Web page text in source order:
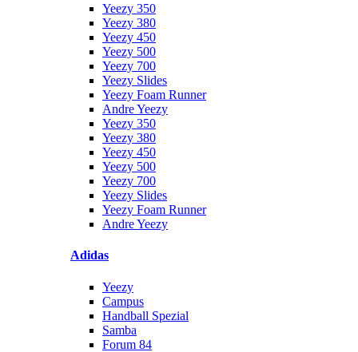
Yeezy 350
Yeezy 380
Yeezy 450
Yeezy 500
Yeezy 700
Yeezy Slides
Yeezy Foam Runner
Andre Yeezy
Yeezy 350
Yeezy 380
Yeezy 450
Yeezy 500
Yeezy 700
Yeezy Slides
Yeezy Foam Runner
Andre Yeezy
Adidas
Yeezy
Campus
Handball Spezial
Samba
Forum 84